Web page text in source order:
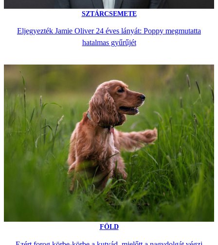
SZTÁRCSEMETE
Eljegyezték Jamie Oliver 24 éves lányát: Poppy megmutatta
hatalmas gyűrűjét
FÖLD